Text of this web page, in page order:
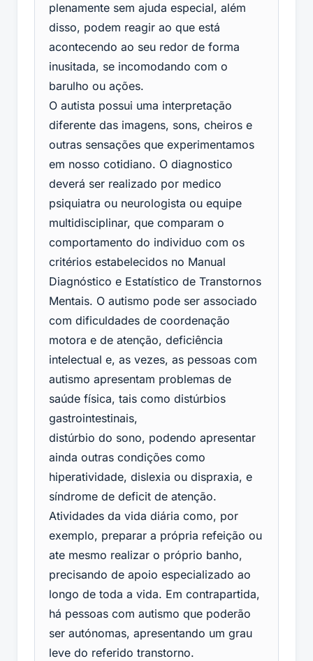
plenamente sem ajuda especial, além
disso, podem reagir ao que está
acontecendo ao seu redor de forma
inusitada, se incomodando com o
barulho ou ações.
O autista possui uma interpretação
diferente das imagens, sons, cheiros e
outras sensações que experimentamos
em nosso cotidiano. O diagnostico
deverá ser realizado por medico
psiquiatra ou neurologista ou equipe
multidisciplinar, que comparam o
comportamento do individuo com os
critérios estabelecidos no Manual
Diagnóstico e Estatístico de Transtornos
Mentais. O autismo pode ser associado
com dificuldades de coordenação
motora e de atenção, deficiência
intelectual e, as vezes, as pessoas com
autismo apresentam problemas de
saúde física, tais como distúrbios
gastrointestinais,
distúrbio do sono, podendo apresentar
ainda outras condições como
hiperatividade, dislexia ou dispraxia, e
síndrome de deficit de atenção.
Atividades da vida diária como, por
exemplo, preparar a própria refeição ou
ate mesmo realizar o próprio banho,
precisando de apoio especializado ao
longo de toda a vida. Em contrapartida,
há pessoas com autismo que poderão
ser autónomas, apresentando um grau
leve do referido transtorno.